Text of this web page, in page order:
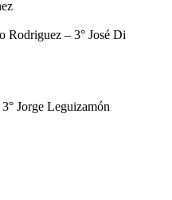
Rodriguez – 3° José Di
Jorge Leguizamón